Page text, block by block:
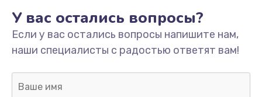
У вас остались вопросы?
Если у вас остались вопросы напишите нам,
наши специалисты с радостью ответят вам!